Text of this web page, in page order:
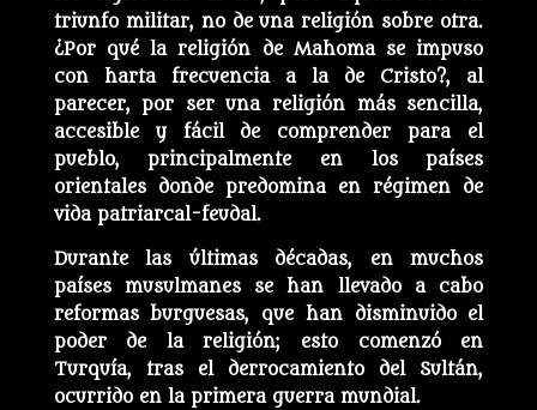
triunfo militar, no de una religión sobre otra.
¿Por qué la religión de Mahoma se impuso
con harta frecuencia a la de Cristo?, al
parecer, por ser una religión más sencilla,
accesible y fácil de comprender para el
pueblo, principalmente en los países
orientales donde predomina en régimen de
vida patriarcal-feudal.
Durante las últimas décadas, en muchos
países musulmanes se han llevado a cabo
reformas burguesas, que han disminuido el
poder de la religión; esto comenzó en
Turquía, tras el derrocamiento del Sultán,
ocurrido en la primera guerra mundial.